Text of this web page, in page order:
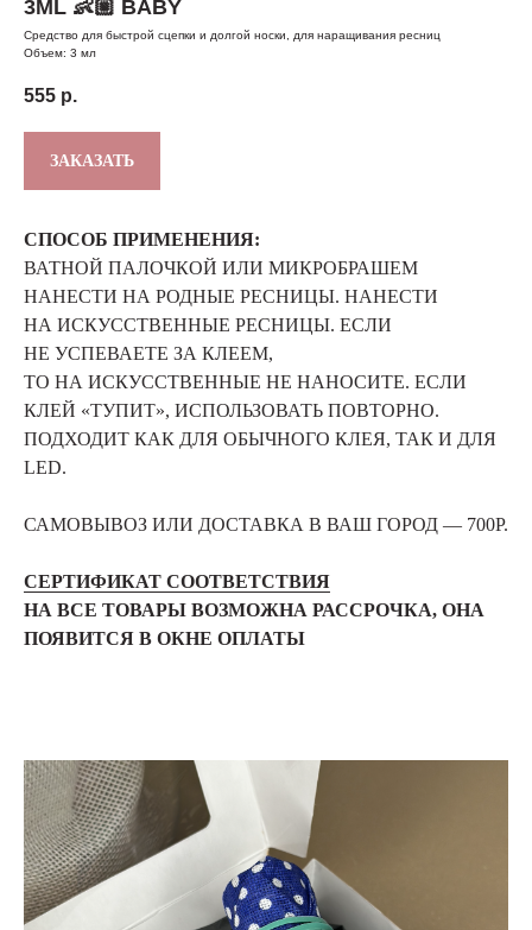
3ML 👶🏼 BABY
Средство для быстрой сцепки и долгой носки, для наращивания ресниц
Объем: 3 мл
555 р.
ЗАКАЗАТЬ
СПОСОБ ПРИМЕНЕНИЯ:
ВАТНОЙ ПАЛОЧКОЙ ИЛИ МИКРОБРАШЕМ
НАНЕСТИ НА РОДНЫЕ РЕСНИЦЫ. НАНЕСТИ
НА ИСКУССТВЕННЫЕ РЕСНИЦЫ. ЕСЛИ
НЕ УСПЕВАЕТЕ ЗА КЛЕЕМ,
ТО НА ИСКУССТВЕННЫЕ НЕ НАНОСИТЕ. ЕСЛИ
КЛЕЙ «ТУПИТ», ИСПОЛЬЗОВАТЬ ПОВТОРНО.
ПОДХОДИТ КАК ДЛЯ ОБЫЧНОГО КЛЕЯ, ТАК И ДЛЯ
LED.
САМОВЫВОЗ ИЛИ ДОСТАВКА В ВАШ ГОРОД — 700Р.
СЕРТИФИКАТ СООТВЕТСТВИЯ
НА ВСЕ ТОВАРЫ ВОЗМОЖНА РАССРОЧКА, ОНА
ПОЯВИТСЯ В ОКНЕ ОПЛАТЫ